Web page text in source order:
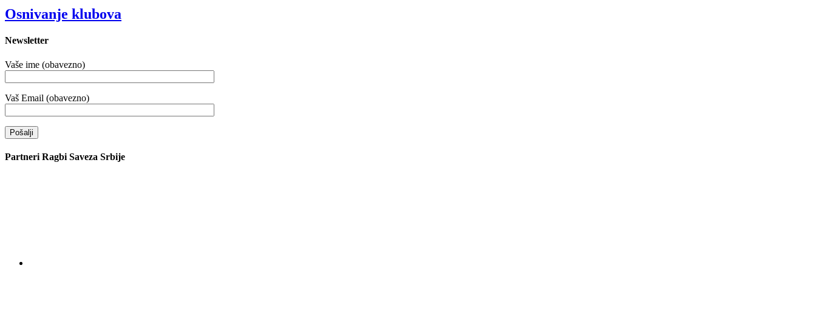
Osnivanje klubova
Newsletter
Vaše ime (obavezno)
Vaš Email (obavezno)
Partneri Ragbi Saveza Srbije